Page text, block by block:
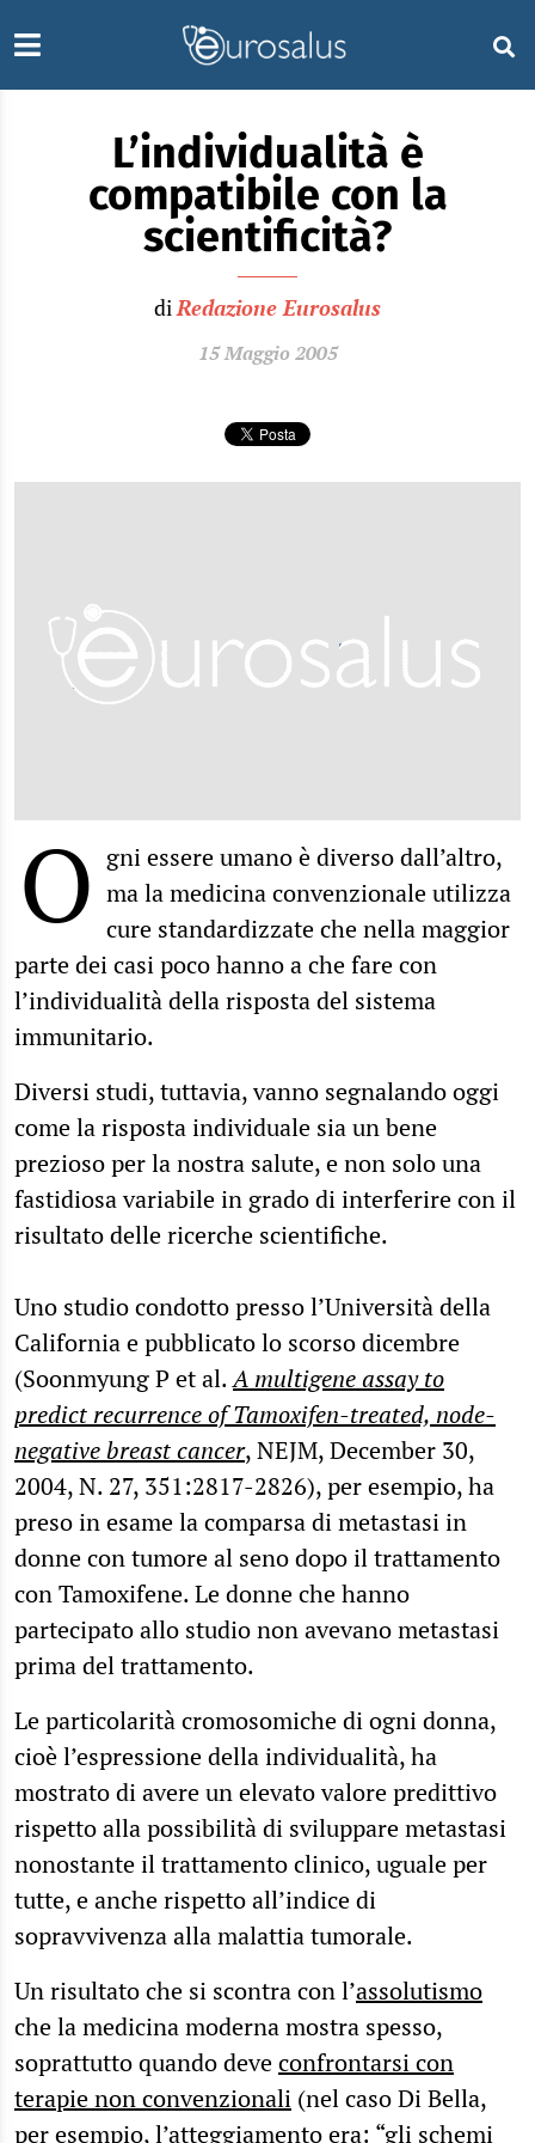
L’individualità è
compatibile con la
scientificità?
diRedazione Eurosalus
15 Maggio 2005
O gni essere umano è diverso dall’altro,
ma la medicina convenzionale utilizza
cure standardizzate che nella maggior
parte dei casi poco hanno a che fare con
l’individualità della risposta del sistema
immunitario.
Diversi studi, tuttavia, vanno segnalando oggi
come la risposta individuale sia un bene
prezioso per la nostra salute, e non solo una
fastidiosa variabile in grado di interferire con il
risultato delle ricerche scientifiche.
Uno studio condotto presso l’Università della
California e pubblicato lo scorso dicembre
(Soonmyung P et al.A multigene assay to
predict recurrence of Tamoxifen-treated, node-
negative breast cancer, NEJM, December 30,
2004, N. 27, 351:2817-2826), per esempio, ha
preso in esame la comparsa di metastasi in
donne con tumore al seno dopo il trattamento
con Tamoxifene. Le donne che hanno
partecipato allo studio non avevano metastasi
prima del trattamento.
Le particolarità cromosomiche di ogni donna,
cioè l’espressione della individualità, ha
mostrato di avere un elevato valore predittivo
rispetto alla possibilità di sviluppare metastasi
nonostante il trattamento clinico, uguale per
tutte, e anche rispetto all’indice di
sopravvivenza alla malattia tumorale.
Un risultato che si scontra con l’assolutismo
che la medicina moderna mostra spesso,
soprattutto quando deveconfrontarsi con
terapie non convenzionali (nel caso Di Bella,
per esempio, l’atteggiamento era: “gli schemi